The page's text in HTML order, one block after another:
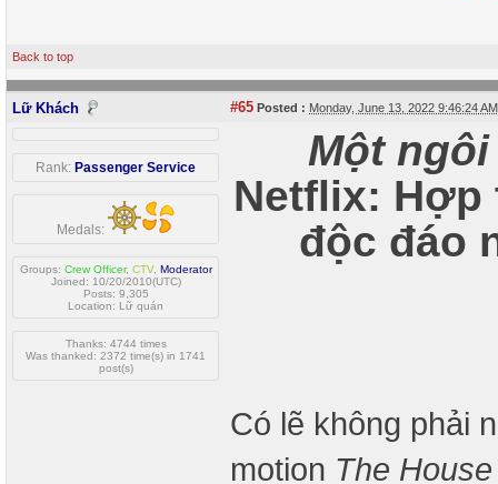
Back to top
Lữ Khách #65 Posted : Monday, June 13, 2022 9:46:24
Rank: Passenger Service
Medals:
Groups: Crew Officer, CTV, Moderator
Joined: 10/20/2010(UTC)
Posts: 9,305
Location: Lữ quán
Thanks: 4744 times
Was thanked: 2372 time(s) in 1741
post(s)
Một
Netflix: Hợp
độc đáo
Có lẽ không phải
motion The House